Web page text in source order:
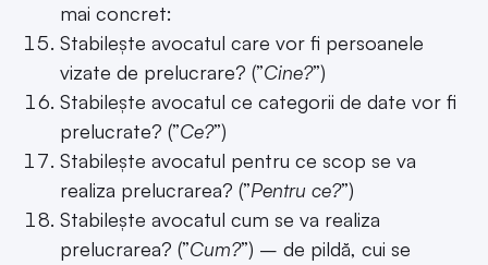
mai concret:
Stabilește avocatul care vor fi persoanele
vizate de prelucrare? (”Cine?”)
Stabilește avocatul ce categorii de date vor fi
prelucrate? (”Ce?”)
Stabilește avocatul pentru ce scop se va
realiza prelucrarea? (”Pentru ce?”)
Stabilește avocatul cum se va realiza
prelucrarea? (”Cum?”) – de pildă, cui se